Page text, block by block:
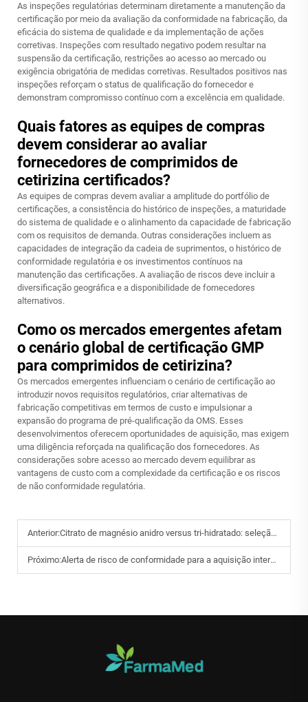
As inspeções regulatórias determinam diretamente a manutenção da
certificação por meio da avaliação da conformidade na fabricação, da
eficácia do sistema de qualidade e da implementação de ações
corretivas. Inspeções com resultado negativo podem resultar na
suspensão da certificação, restrições ao acesso ao mercado ou
exigência obrigatória de medidas corretivas. Resultados positivos nas
inspeções reforçam o status de qualificação do fornecedor e
demonstram compromisso contínuo com a excelência em qualidade.
Quais fatores as equipes de compras
devem considerar ao avaliar
fornecedores de comprimidos de
cetirizina certificados?
As equipes de compras devem avaliar a amplitude do portfólio de
certificações, a consistência do histórico de inspeções, a maturidade
do sistema de qualidade e o alinhamento da capacidade de fabricação
com os requisitos de demanda. Outras considerações incluem as
capacidades de integração da cadeia de suprimentos, o histórico de
conformidade regulatória e os investimentos contínuos na
manutenção das certificações. A avaliação de riscos deve incluir a
diversificação geográfica e a disponibilidade de fornecedores
alternativos.
Como os mercados emergentes afetam
o cenário global de certificação GMP
para comprimidos de cetirizina?
Os mercados emergentes influenciam o cenário de certificação ao
introduzir novos requisitos regulatórios, criar alternativas de
fabricação competitivas em termos de custo e impulsionar a
expansão do programa de pré-qualificação da OMS. Esses
desenvolvimentos oferecem oportunidades de aquisição, mas exigem
uma diligência reforçada na qualificação dos fornecedores. As
considerações sobre acesso ao mercado devem equilibrar as
vantagens de custo com a complexidade da certificação e os riscos
de não conformidade regulatória.
Anterior:Citrato de magnésio anidro versus tri-hidratado: seleção de formulação e análise de custos.
Próximo:Alerta de risco de conformidade para a aquisição internacional de combinações fixas de cetirizina + pseudoefedrina.